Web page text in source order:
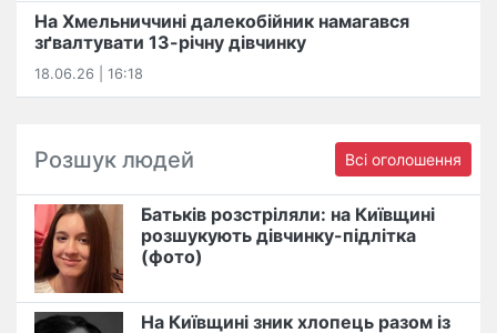
На Хмельниччині далекобійник намагався
зґвалтувати 13-річну дівчинку
18.06.26 | 16:18
Розшук людей Всі оголошення
Батьків розстріляли: на Київщині
розшукують дівчинку-підлітка
(фото)
На Київщині зник хлопець разом із